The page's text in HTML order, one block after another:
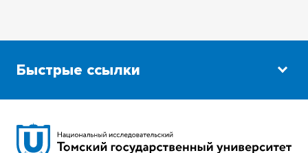
Быстрые ссылки
Сибирский ботанический сад